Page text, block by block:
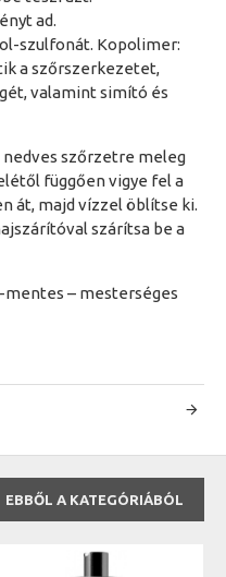
ad.
szulfonát. Kopolimer:
a szőrszerkezetet,
valamint simító és
nedves szőrzetre meleg
függően vigye fel a
át, majd vízzel öblítse ki.
szárítsa be a
mentes – mesterséges
EBBŐL A KATEGÓRIÁBÓL